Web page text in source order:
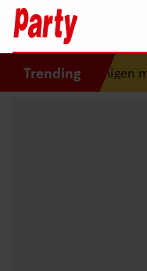
Trending
•Sommigen